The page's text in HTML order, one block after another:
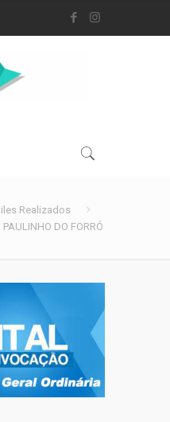
Realizados
DO FORRÓ